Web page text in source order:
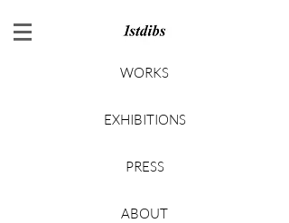
WORKS
EXHIBITIONS
PRESS
ABOUT